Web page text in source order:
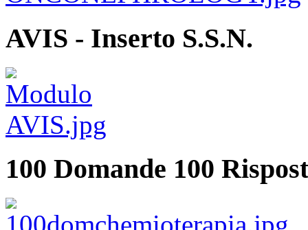
AVIS - Inserto S.S.N.
100 Domande 100